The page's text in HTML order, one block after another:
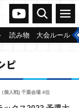
ヴァンガードch
検索 メニュー
読み物 大会ルール
ピ
個人戦) 千葉会場 4位